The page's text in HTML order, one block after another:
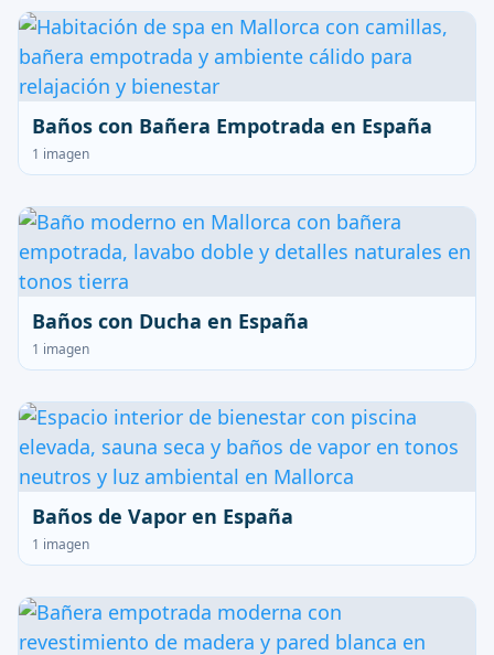
Baños con Bañera Empotrada en España
1 imagen
Baños con Ducha en España
1 imagen
Baños de Vapor en España
1 imagen